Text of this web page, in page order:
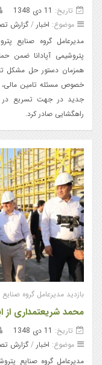
تاریخ: 11 دی 1348
موضوع: اخبار / گزارش
مدیرعامل گروه صنایع
همزمان دستور حل مشکل
خصوص مسئله تامین مالی،
جدید در جهت تسریع در
راهگشایی صادر کرد.
بازدید مدیرعامل گروه
محمد شریعتمداری از
تاریخ: 11 دی 1348
موضوع: اخبار / گزارش
مدیرعامل گروه صنایع